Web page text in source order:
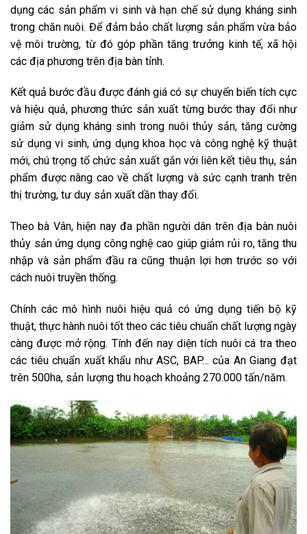
dụng các sản phẩm vi sinh và hạn chế sử dụng kháng sinh
trong chăn nuôi. Để đảm bảo chất lượng sản phẩm vừa bảo
vệ môi trường, từ đó góp phần tăng trưởng kinh tế, xã hội
các địa phương trên địa bàn tỉnh.
Kết quả bước đầu được đánh giá có sự chuyển biến tích cực
và hiệu quả, phương thức sản xuất từng bước thay đổi như
giảm sử dụng kháng sinh trong nuôi thủy sản, tăng cường
sử dụng vi sinh, ứng dụng khoa học và công nghệ kỹ thuật
mới, chú trọng tổ chức sản xuất gắn với liên kết tiêu thụ, sản
phẩm được nâng cao về chất lượng và sức cạnh tranh trên
thị trường, tư duy sản xuất dần thay đổi.
Theo bà Vân, hiện nay đa phần người dân trên địa bàn nuôi
thủy sản ứng dụng công nghệ cao giúp giảm rủi ro, tăng thu
nhập và sản phẩm đầu ra cũng thuận lợi hơn trước so với
cách nuôi truyền thống.
Chính các mô hình nuôi hiệu quả có ứng dụng tiến bộ kỹ
thuật, thực hành nuôi tốt theo các tiêu chuẩn chất lượng ngày
càng được mở rộng. Tính đến nay diện tích nuôi cá tra theo
các tiêu chuẩn xuất khẩu như ASC, BAP… của An Giang đạt
trên 500ha, sản lượng thu hoạch khoảng 270.000 tấn/năm.